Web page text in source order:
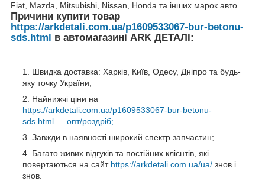
Fiat, Mazda, Mitsubishi, Nissan, Honda та інших марок авто.
Причини купити товар
https://arkdetali.com.ua/p1609533067-bur-betonu-
sds.html в автомагазині ARK ДЕТАЛІ:
Швидка доставка: Харків, Київ, Одесу, Дніпро та будь-
яку точку України;
Найнижчі ціни на
https://arkdetali.com.ua/p1609533067-bur-betonu-
sds.html — опт/роздріб;
Завжди в наявності широкий спектр запчастин;
Багато живих відгуків та постійних клієнтів, які
повертаються на сайт https://arkdetali.com.ua/ua/ знов і
знов.